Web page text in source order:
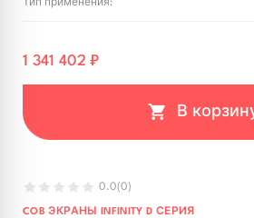
Тип применения:
1 341 402 ₽
В
0.0(0)
COB ЭКРАНЫ INFINITY D СЕРИЯ